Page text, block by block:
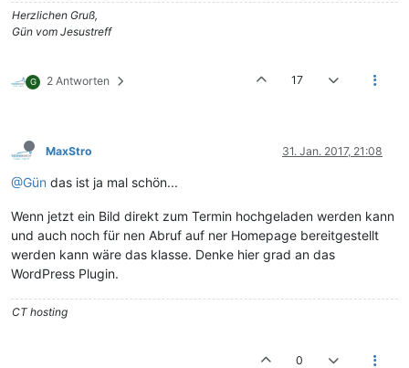
Herzlichen Gruß,
Gün vom Jesustreff
G 2 Antworten 17
MaxStro 31. Jan. 2017, 21:08
@Gün das ist ja mal schön...
Wenn jetzt ein Bild direkt zum Termin hochgeladen werden kann
und auch noch für nen Abruf auf ner Homepage bereitgestellt
werden kann wäre das klasse. Denke hier grad an das
WordPress Plugin.
CT hosting
0